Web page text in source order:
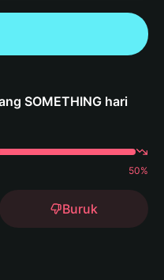
SOMETHING hari
50%
Buruk